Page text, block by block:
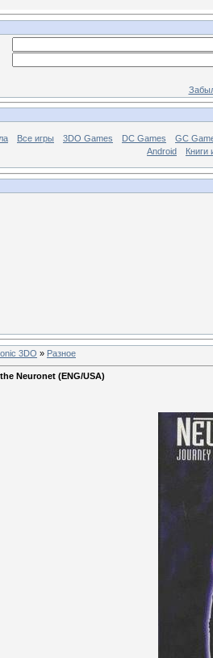
Все игры 3DO Games DC Games
GC
Android
Книги
3DO » Разное
Neuronet (ENG/USA)